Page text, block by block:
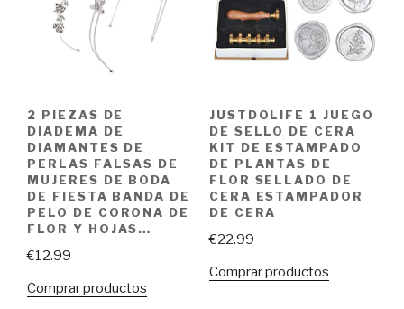
2 PIEZAS DE
DIADEMA DE
DIAMANTES DE
PERLAS FALSAS DE
MUJERES DE BODA
DE FIESTA BANDA DE
PELO DE CORONA DE
FLOR Y HOJAS…
€12.99
Comprar productos
JUSTDOLIFE 1 JUEGO
DE SELLO DE CERA
KIT DE ESTAMPADO
DE PLANTAS DE
FLOR SELLADO DE
CERA ESTAMPADOR
DE CERA
€22.99
Comprar productos